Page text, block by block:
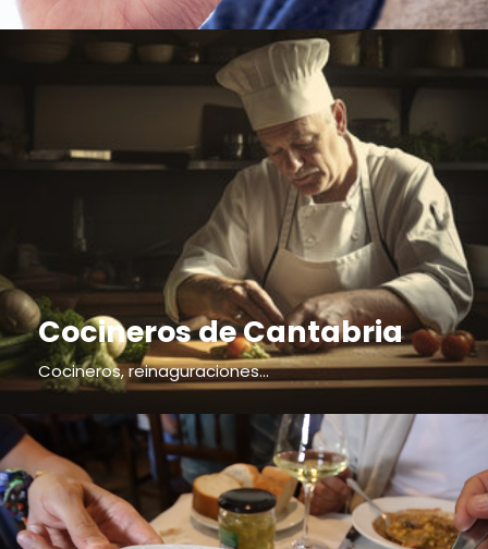
Cocineros de Cantabria
Cocineros, reinaguraciones...